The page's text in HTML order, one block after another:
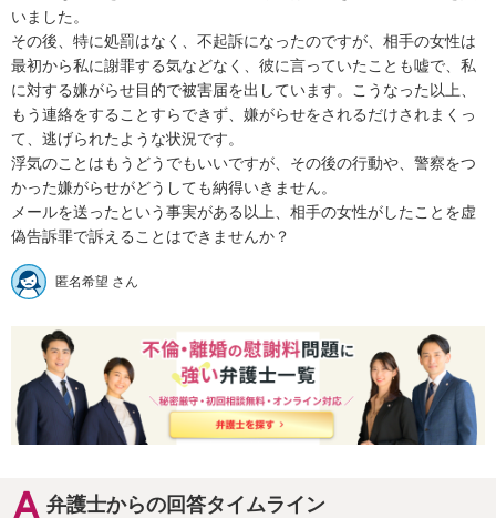
いました。
その後、特に処罰はなく、不起訴になったのですが、相手の女性は
最初から私に謝罪する気などなく、彼に言っていたことも嘘で、私
に対する嫌がらせ目的で被害届を出しています。こうなった以上、
もう連絡をすることすらできず、嫌がらせをされるだけされまくっ
て、逃げられたような状況です。
浮気のことはもうどうでもいいですが、その後の行動や、警察をつ
かった嫌がらせがどうしても納得いきません。
メールを送ったという事実がある以上、相手の女性がしたことを虚
偽告訴罪で訴えることはできませんか？
匿名希望 さん
弁護士からの回答タイムライン